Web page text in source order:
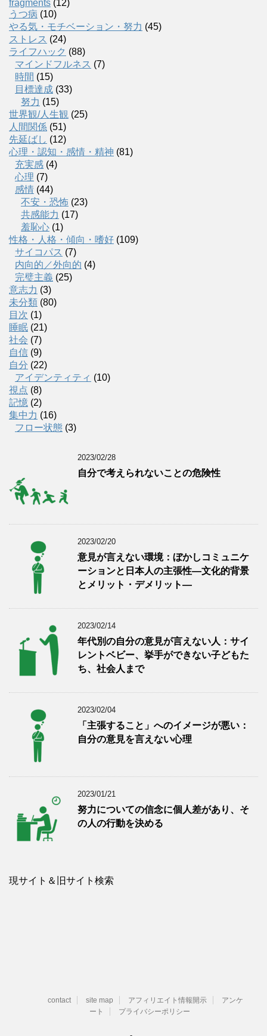
fragments (12)
うつ病 (10)
やる気・モチベーション・努力 (45)
ストレス (24)
ライフハック (88)
マインドフルネス (7)
時間 (15)
目標達成 (33)
努力 (15)
世界観/人生観 (25)
人間関係 (51)
先延ばし (12)
心理・認知・感情・精神 (81)
充実感 (4)
心理 (7)
感情 (44)
不安・恐怖 (23)
共感能力 (17)
羞恥心 (1)
性格・人格・傾向・嗜好 (109)
サイコパス (7)
内向的／外向的 (4)
完璧主義 (25)
意志力 (3)
未分類 (80)
目次 (1)
睡眠 (21)
社会 (7)
自信 (9)
自分 (22)
アイデンティティ (10)
視点 (8)
記憶 (2)
集中力 (16)
フロー状態 (3)
2023/02/28
自分で考えられないことの危険性
2023/02/20
意見が言えない環境：ぼかしコミュニケ
ーションと日本人の主張性―文化的背景
とメリット・デメリット―
2023/02/14
年代別の自分の意見が言えない人：サイ
レントベビー、挙手ができない子どもた
ち、社会人まで
2023/02/04
「主張すること」へのイメージが悪い：
自分の意見を言えない心理
2023/01/21
努力についての信念に個人差があり、そ
の人の行動を決める
現サイト＆旧サイト検索
contact site map アフィリエイト情報開示
アンケ
ート
プライバシーポリシー